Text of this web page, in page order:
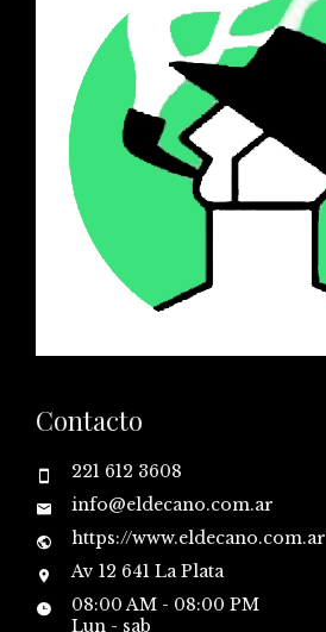
Contacto
221 612 3608
info@eldecano.com.ar
https://www.eldecano.com.ar
Av 12 641 La Plata
08:00 AM - 08:00 PM
Lun - sab